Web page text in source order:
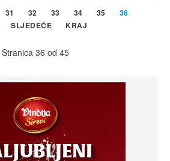
31 32 33 34 35
36
SLJEDEĆE KRAJ
Stranica 36 od 45